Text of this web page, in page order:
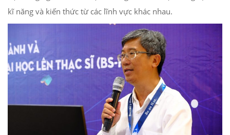
kĩ năng và kiến thức từ các lĩnh vực khác nhau.